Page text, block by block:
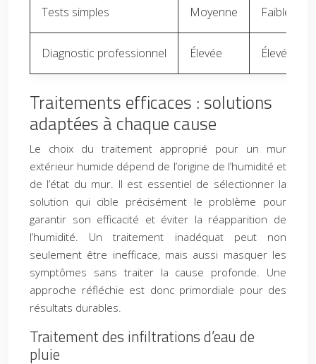
Tests simples Moyenne Faible
Diagnostic professionnel Élevée Élevé
Traitements efficaces : solutions
adaptées à chaque cause
Le choix du traitement approprié pour un mur
extérieur humide dépend de l’origine de l’humidité et
de l’état du mur. Il est essentiel de sélectionner la
solution qui cible précisément le problème pour
garantir son efficacité et éviter la réapparition de
l’humidité. Un traitement inadéquat peut non
seulement être inefficace, mais aussi masquer les
symptômes sans traiter la cause profonde. Une
approche réfléchie est donc primordiale pour des
résultats durables.
Traitement des infiltrations d’eau de
pluie